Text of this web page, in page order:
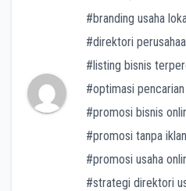
#branding usaha
#direktori
#listing bisnis
#optimasi
#promosi bisnis
#promosi tanpa
#promosi usaha
#strategi direktori